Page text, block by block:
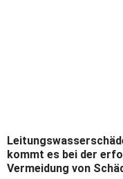
kommt es bei der
Vermeidung von